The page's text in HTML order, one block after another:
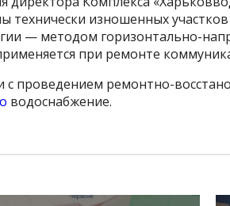
технически изношенных
— методом горизонтально-
при ремонте
с проведением ремонтно-
водоснабжение.